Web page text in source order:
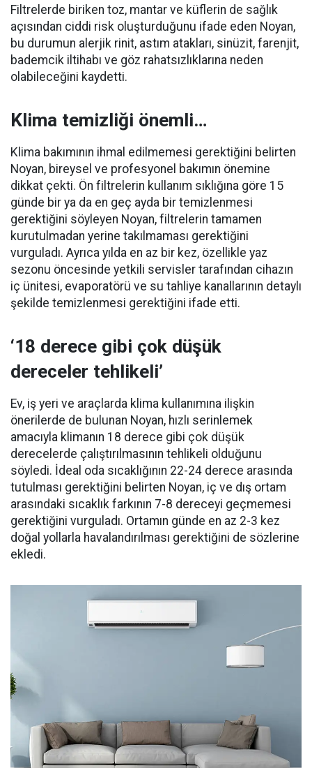
Filtrelerde biriken toz, mantar ve küflerin de sağlık
açısından ciddi risk oluşturduğunu ifade eden Noyan,
bu durumun alerjik rinit, astım atakları, sinüzit, farenjit,
bademcik iltihabı ve göz rahatsızlıklarına neden
olabileceğini kaydetti.
Klima temizliği önemli…
Klima bakımının ihmal edilmemesi gerektiğini belirten
Noyan, bireysel ve profesyonel bakımın önemine
dikkat çekti. Ön filtrelerin kullanım sıklığına göre 15
günde bir ya da en geç ayda bir temizlenmesi
gerektiğini söyleyen Noyan, filtrelerin tamamen
kurutulmadan yerine takılmaması gerektiğini
vurguladı. Ayrıca yılda en az bir kez, özellikle yaz
sezonu öncesinde yetkili servisler tarafından cihazın
iç ünitesi, evaporatörü ve su tahliye kanallarının detaylı
şekilde temizlenmesi gerektiğini ifade etti.
‘18 derece gibi çok düşük
dereceler tehlikeli’
Ev, iş yeri ve araçlarda klima kullanımına ilişkin
önerilerde de bulunan Noyan, hızlı serinlemek
amacıyla klimanın 18 derece gibi çok düşük
derecelerde çalıştırılmasının tehlikeli olduğunu
söyledi. İdeal oda sıcaklığının 22-24 derece arasında
tutulması gerektiğini belirten Noyan, iç ve dış ortam
arasındaki sıcaklık farkının 7-8 dereceyi geçmemesi
gerektiğini vurguladı. Ortamın günde en az 2-3 kez
doğal yollarla havalandırılması gerektiğini de sözlerine
ekledi.